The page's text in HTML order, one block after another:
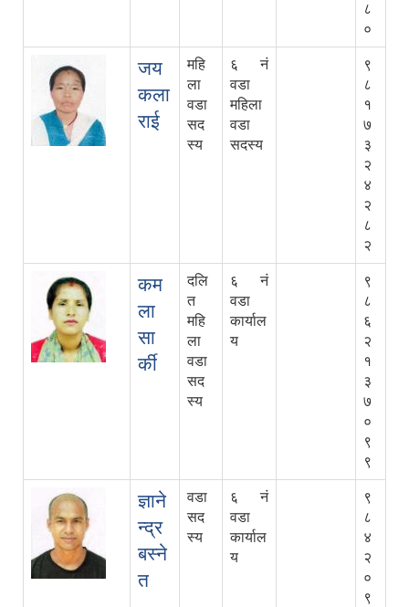
८
०
जय
कला
राई
महि
ला
वडा
सद
स्य
६ नं
वडा
महिला
वडा
सदस्य
९
८
१
७
३
२
४
२
८
२
कम
ला
सा
र्की
दलि
त
महि
ला
वडा
सद
स्य
६ नं
वडा
कार्याल
य
९
८
६
२
१
३
७
०
९
९
ज्ञाने
न्द्र
बस्ने
त
वडा
सद
स्य
६ नं
वडा
कार्याल
य
९
८
४
२
०
९